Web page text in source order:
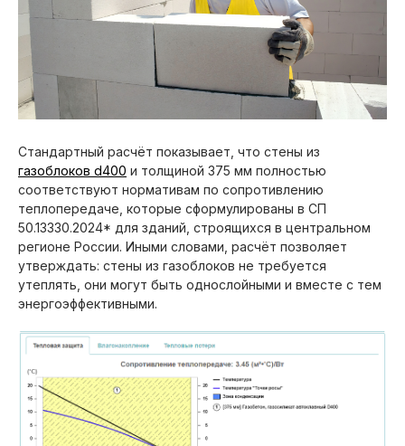
Стандартный расчёт показывает, что стены из
газоблоков d400 и толщиной 375 мм полностью
соответствуют нормативам по сопротивлению
теплопередаче, которые сформулированы в СП
50.13330.2024* для зданий, строящихся в центральном
регионе России. Иными словами, расчёт позволяет
утверждать: стены из газоблоков не требуется
утеплять, они могут быть однослойными и вместе с тем
энергоэффективными.